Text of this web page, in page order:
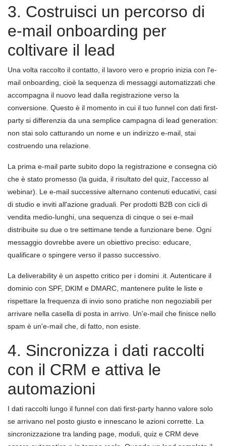
3. Costruisci un percorso di
e-mail onboarding per
coltivare il lead
Una volta raccolto il contatto, il lavoro vero e proprio inizia con l'e-
mail onboarding, cioè la sequenza di messaggi automatizzati che
accompagna il nuovo lead dalla registrazione verso la
conversione. Questo è il momento in cui il tuo funnel con dati first-
party si differenzia da una semplice campagna di lead generation:
non stai solo catturando un nome e un indirizzo e-mail, stai
costruendo una relazione.
La prima e-mail parte subito dopo la registrazione e consegna ciò
che è stato promesso (la guida, il risultato del quiz, l'accesso al
webinar). Le e-mail successive alternano contenuti educativi, casi
di studio e inviti all'azione graduali. Per prodotti B2B con cicli di
vendita medio-lunghi, una sequenza di cinque o sei e-mail
distribuite su due o tre settimane tende a funzionare bene. Ogni
messaggio dovrebbe avere un obiettivo preciso: educare,
qualificare o spingere verso il passo successivo.
La deliverability è un aspetto critico per i domini .it. Autenticare il
dominio con SPF, DKIM e DMARC, mantenere pulite le liste e
rispettare la frequenza di invio sono pratiche non negoziabili per
arrivare nella casella di posta in arrivo. Un'e-mail che finisce nello
spam è un'e-mail che, di fatto, non esiste.
4. Sincronizza i dati raccolti
con il CRM e attiva le
automazioni
I dati raccolti lungo il funnel con dati first-party hanno valore solo
se arrivano nel posto giusto e innescano le azioni corrette. La
sincronizzazione tra landing page, moduli, quiz e CRM deve